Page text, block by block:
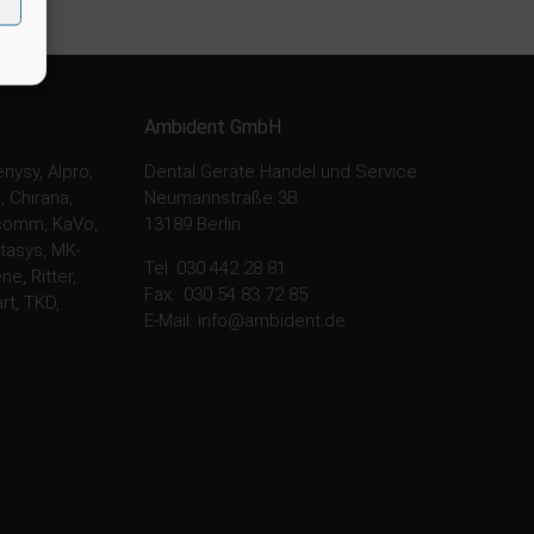
Alpro,
Chirana,
KaVo,
MK-
Ritter,
TKD,
Ambident GmbH
Dental Geräte Handel und Service
Neumannstraße 3B
13189 Berlin
Tel. 030 442 28 81
Fax.: 030 54 83 72 85
E-Mail: info@ambident.de